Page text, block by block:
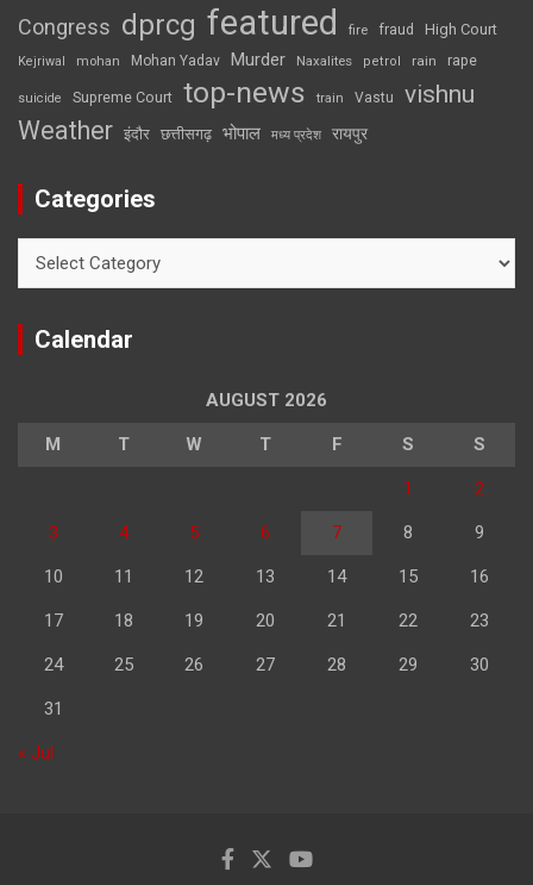
Congress dprcg featured fire fraud High Court
Kejriwal mohan Mohan Yadav Murder Naxalites petrol rain rape
suicide Supreme Court top-news train Vastu vishnu
Weather इंदौर छत्तीसगढ़ भोपाल मध्य प्रदेश रायपुर
Categories
Calendar
AUGUST 2026
M T W T F S S
1 2
3 4 5 6 7 8 9
10 11 12 13 14 15 16
17 18 19 20 21 22 23
24 25 26 27 28 29 30
31
« Jul